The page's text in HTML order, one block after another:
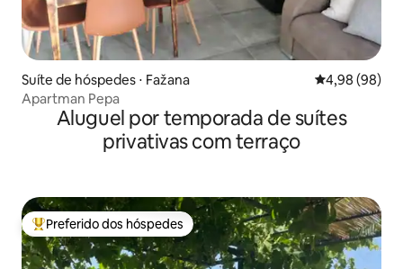
Suíte de hóspedes ⋅ Fažana 4,98 de uma
4,98 (98)
Apartman Pepa
Aluguel por temporada de suítes
privativas com terraço
Entre os melhores preferidos dos hóspedes
Preferido dos hóspedes